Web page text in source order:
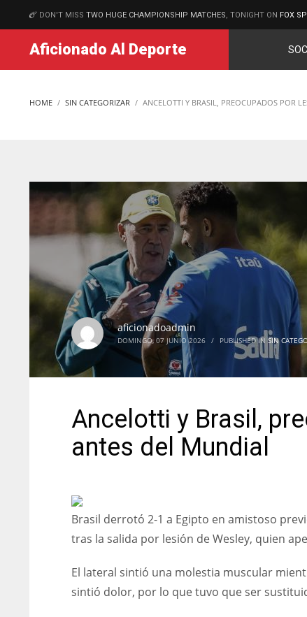
MATCHES
DON'T MISS TWO HUGE CHAMPIONSHIP MATCHES , TONIGHT ON FOX
Aficionado Al Deporte
HOME SIN CATEGORIZAR ANCELOTTI Y BRASIL, PREOCUPADOS POR
aficionadoadmin
DOMINGO, 07 JUNIO 2026 / PUBLISHED IN SIN
Ancelotti y Brasil,
antes del Mundial
Brasil derrotó 2-1 a Egipto en amistoso
tras la salida por lesión de Wesley, quien
El lateral sintió una molestia muscular
sintió dolor, por lo que tuvo que ser